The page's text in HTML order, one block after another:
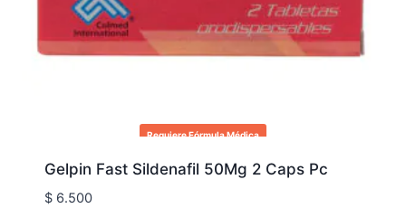
Requiere Fórmula Médica
Gelpin Fast Sildenafil 50Mg 2 Caps Pc
$6.500